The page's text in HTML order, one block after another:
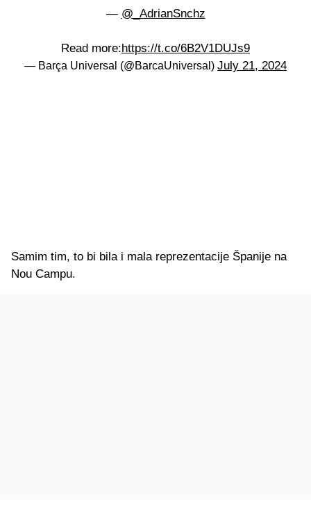
— @_AdrianSnchz
Read more:https://t.co/6B2V1DUJs9
— Barça Universal (@BarcaUniversal) July 21, 2024
Samim tim, to bi bila i mala reprezentacije Španije na
Nou Campu.